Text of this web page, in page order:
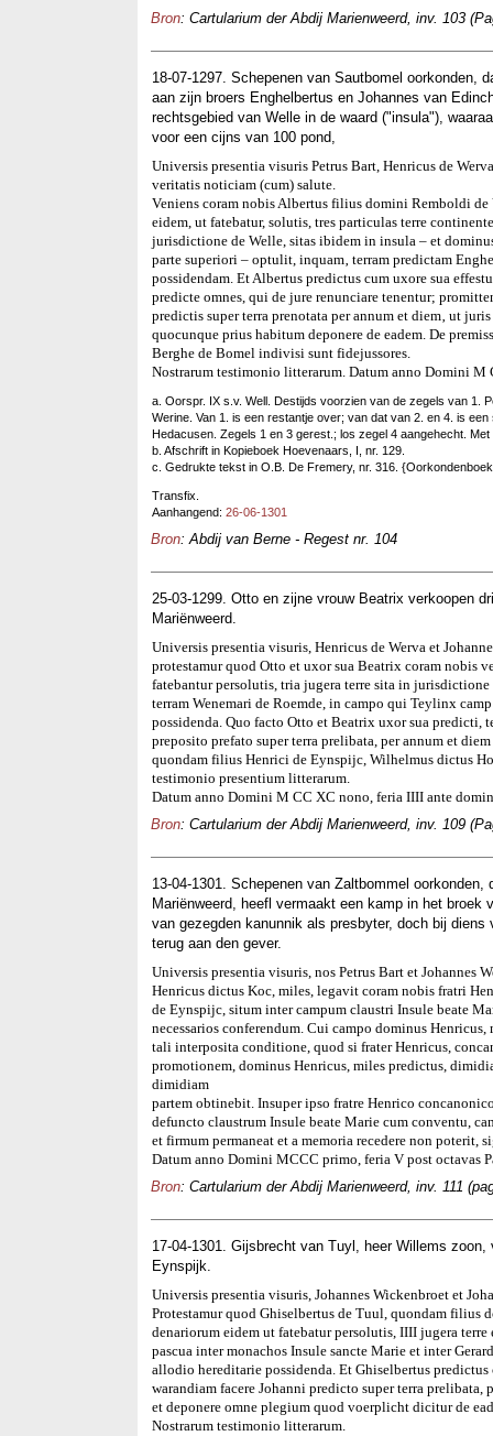
Bron: Cartularium der Abdij Marienweerd, inv. 103
18-07-1297. Schepenen van Sautbomel oorkonden,
aan zijn broers Enghelbertus en Johannes van
rechtsgebied van Welle in de waard ("insula"),
voor een cijns van 100 pond,
Universis presentia visuris Petrus Bart, Henricus de
veritatis noticiam (cum) salute.
Veniens coram nobis Albertus filius domini Remboldi
eidem, ut fatebatur, solutis, tres particulas terre
jurisdictione de Welle, sitas ibidem in insula – et
parte superiori – optulit, inquam‚ terram predictam
possidendam. Et Albertus predictus cum uxore sua
predicte omnes, qui de jure renunciare tenentur;
predictis super terra prenotata per annum et diem‚ ut
quocunque prius habitum deponere de eadem. De
Berghe de Bomel indivisi sunt fidejussores.
Nostrarum testimonio litterarum. Datum anno Domini
a. Oorspr. IX s.v. Well. Destijds voorzien van de zegels van 1.
Werine. Van 1. is een restantje over; van dat van 2. en 4. is
Hedacusen. Zegels 1 en 3 gerest.; los zegel 4 aangehecht.
b. Afschrift in Kopieboek Hoevenaars, I, nr. 129.
c. Gedrukte tekst in O.B. De Fremery, nr. 316.
Transfix.
Aanhangend: 26-06-1301
Bron: Abdij van Berne - Regest nr. 104
25-03-1299. Otto en zijne vrouw Beatrix verkoopen
Mariënweerd.
Universis presentia visuris, Henricus de Werva et
protestamur quod Otto et uxor sua Beatrix coram nobis
fatebantur persolutis, tria jugera terre sita in
terram Wenemari de Roemde, in campo qui Teylinx
possidenda. Quo facto Otto et Beatrix uxor sua predicti,
preposito prefato super terra prelibata, per annum et
quondam filius Henrici de Eynspijc, Wilhelmus dictus
testimonio presentium litterarum.
Datum anno Domini M CC XC nono, feria IIII ante
Bron: Cartularium der Abdij Marienweerd, inv. 109
13-04-1301. Schepenen van Zaltbommel
Mariënweerd, heefl vermaakt een kamp in het
van gezegden kanunnik als presbyter, doch bij
terug aan den gever.
Universis presentia visuris, nos Petrus Bart et Johannes
Henricus dictus Koc, miles, legavit coram nobis fratri
de Eynspijc, situm inter campum claustri Insule beate
necessarios conferendum. Cui campo dominus
tali interposita conditione, quod si frater Henricus,
promotionem, dominus Henricus, miles predictus,
dimidiam
partem obtinebit. Insuper ipso fratre Henrico
defuncto claustrum Insule beate Marie cum conventu,
et firmum permaneat et a memoria recedere non poterit,
Datum anno Domini MCCC primo, feria V post octavas
Bron: Cartularium der Abdij Marienweerd, inv. 111
17-04-1301. Gijsbrecht van Tuyl, heer Willems
Eynspijk.
Universis presentia visuris, Johannes Wickenbroet et
Protestamur quod Ghiselbertus de Tuul, quondam
denariorum eidem ut fatebatur persolutis, IIII jugera
pascua inter monachos Insule sancte Marie et inter
allodio hereditarie possidenda. Et Ghiselbertus
warandiam facere Johanni predicto super terra
et deponere omne plegium quod voerplicht dicitur de
Nostrarum testimonio litterarum.